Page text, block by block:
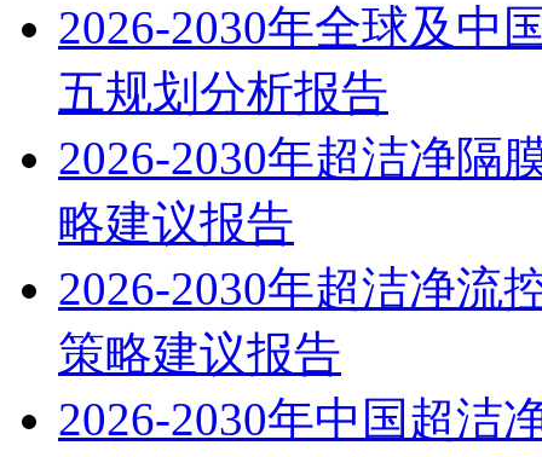
2026-2030年全球及中
五规划分析报告
2026-2030年超洁净隔
略建议报告
2026-2030年超洁净流
策略建议报告
2026-2030年中国超洁